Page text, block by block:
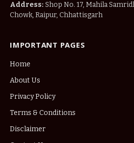
Address: Shop No. 17, Mahila
Chowk, Raipur, Chhattisgarh
IMPORTANT PAGES
Home
About Us
Privacy Policy
Terms & Conditions
Disclaimer